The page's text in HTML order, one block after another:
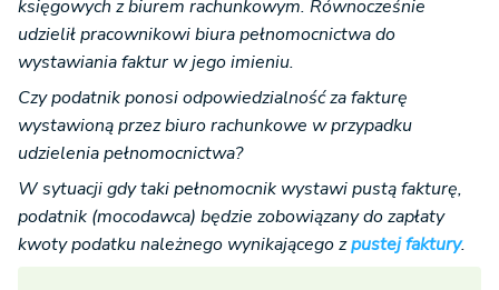
księgowych z biurem rachunkowym. Równocześnie
udzielił pracownikowi biura pełnomocnictwa do
wystawiania faktur w jego imieniu.
Czy podatnik ponosi odpowiedzialność za fakturę
wystawioną przez biuro rachunkowe w przypadku
udzielenia pełnomocnictwa?
W sytuacji gdy taki pełnomocnik wystawi pustą fakturę,
podatnik (mocodawca) będzie zobowiązany do zapłaty
kwoty podatku należnego wynikającego zpustej faktury.